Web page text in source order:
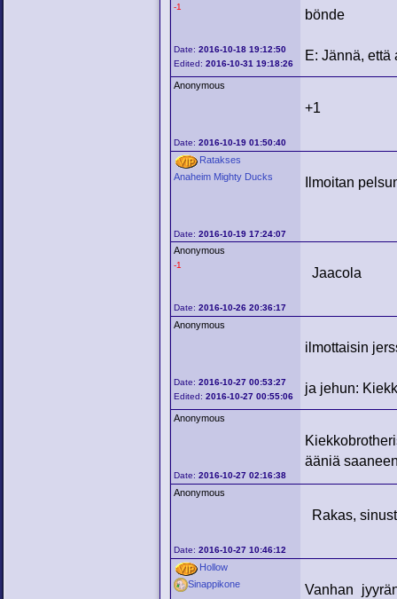
-1
Date:2016-10-18 19:12:50
Edited:2016-10-31 19:18:26
bönde
E: Jännä,
Anonymous
Date:2016-10-19 01:50:40
+1
Ratakses
Anaheim Mighty Ducks
Date:2016-10-19 17:24:07
Ilmoitan
Anonymous
-1
Date:2016-10-26 20:36:17
Jaacola
Anonymous
Date:2016-10-27 00:53:27
Edited:2016-10-27 00:55:06
ilmottaisin
ja jehun:
Anonymous
Date:2016-10-27 02:16:38
ääniä
Anonymous
Date:2016-10-27 10:46:12
Rakas,
Hollow
Sinappikone
Vanhan